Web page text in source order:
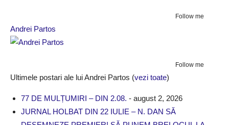
Follow me
Andrei Partos
Follow me
Ultimele postari ale lui Andrei Partos (vezi toate)
77 DE MULȚUMIRI – DIN 2.08. - august 2, 2026
JURNAL HOLBAT DIN 22 IULIE – N. DAN SĂ